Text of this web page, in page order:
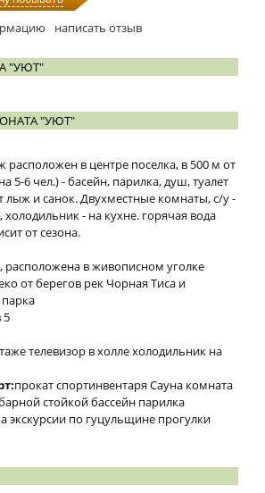
написать отзыв
"УЮТ"
"УЮТ"
расположен в центре поселка, в 500 м от
5-6 чел.) - басейн, парилка, душ, туалет
лыж и санок. Двухместные комнаты, с/у -
холодильник - на кухне. горячая вода
от сезона.
расположена в живописном уголке
от берегов рек Чорная Тиса и
5
телевизор в холле холодильник на
прокат спортинвентаря Сауна комната
стойкой бассейн парилка
экскурсии по гуцульщине прогулки